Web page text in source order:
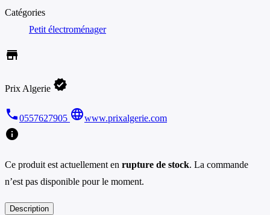
Catégories
Petit électroménager
store
Prix Algerie verified
phone0557627905 languagewww.prixalgerie.com
info
Ce produit est actuellement en rupture de stock. La commande
n’est pas disponible pour le moment.
Description